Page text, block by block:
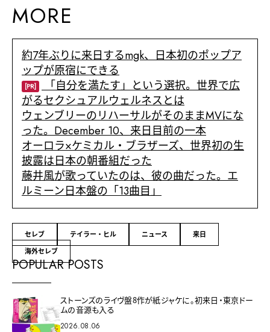
MORE
約7年ぶりに来日するmgk、日本初のポップア
ップが原宿にできる
[PR]
「自分を満たす」という選択。世界で広
がるセクシュアルウェルネスとは
ウェンブリーのリハーサルがそのままMVにな
った。December 10、来日目前の一本
オーロラ×ケミカル・ブラザーズ、世界初の生
披露は日本の朝番組だった
藤井風が歌っていたのは、彼の曲だった。エ
ルミーン日本盤の「13曲目」
セレブ テイラー・ヒル ニュース
来日
海外セレブ
POPULAR POSTS
ストーンズのライヴ盤8作が紙ジャケに。初来日・東京ドー
ムの音源も入る
2026.08.06